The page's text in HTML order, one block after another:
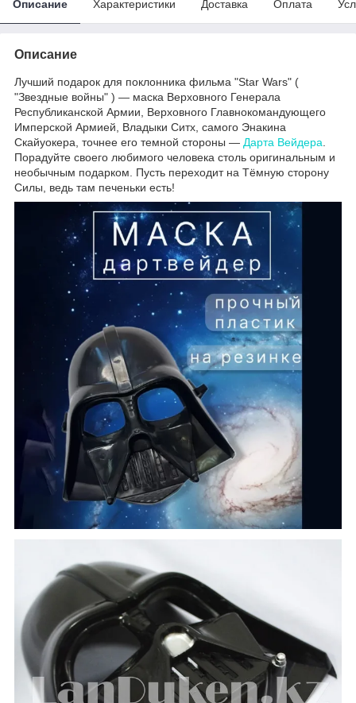
Описание Характеристики Доставка Оплата
Описание
Лучший подарок для поклонника фильма "Star Wars" (
"Звездные войны" ) ― маска Верховного Генерала
Республиканской Армии, Верховного Главнокомандующего
Имперской Армией, Владыки Ситх, самого Энакина
Скайуокера, точнее его темной стороны ― Дарта Вейдера
Порадуйте своего любимого человека столь оригинальным и
необычным подарком. Пусть переходит на Тёмную сторону
Силы, ведь там печеньки есть!